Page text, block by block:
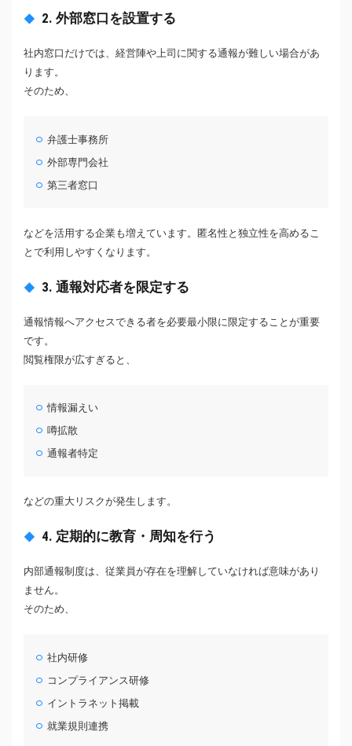
2. 外部窓口を設置する
社内窓口だけでは、経営陣や上司に関する通報が難しい場合があ
ります。
そのため、
弁護士事務所
外部専門会社
第三者窓口
などを活用する企業も増えています。匿名性と独立性を高めるこ
とで利用しやすくなります。
3. 通報対応者を限定する
通報情報へアクセスできる者を必要最小限に限定することが重要
です。
閲覧権限が広すぎると、
情報漏えい
噂拡散
通報者特定
などの重大リスクが発生します。
4. 定期的に教育・周知を行う
内部通報制度は、従業員が存在を理解していなければ意味があり
ません。
そのため、
社内研修
コンプライアンス研修
イントラネット掲載
就業規則連携